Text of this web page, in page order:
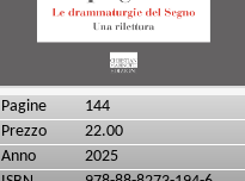
Pagine
144
Prezzo
22.00
Anno
2025